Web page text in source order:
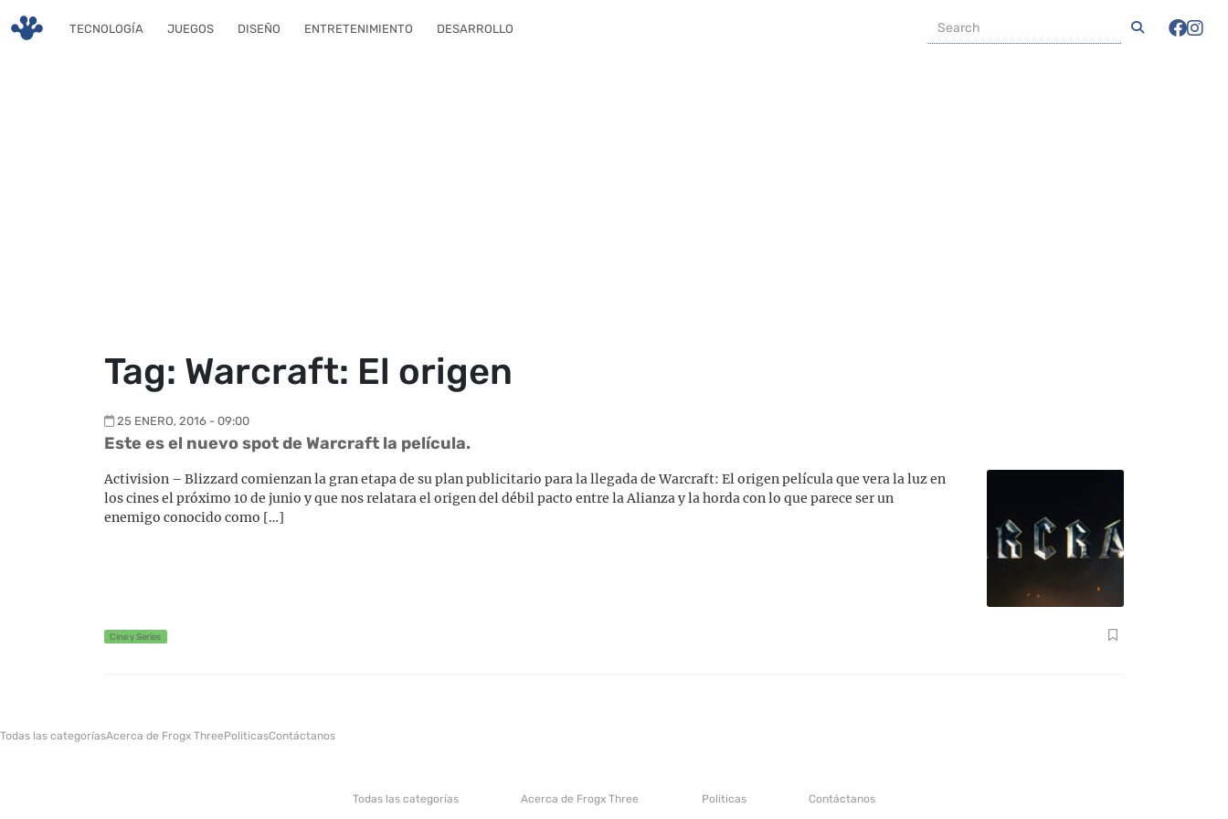
TECNOLOGÍA JUEGOS DISEÑO ENTRETENIMIENTO DESARROLLO
Tag: Warcraft: El origen
25 ENERO, 2016 - 09:00
Este es el nuevo spot de Warcraft la película.
Activision – Blizzard comienzan la gran etapa de su plan publicitario para la llegada de Warcraft: El origen película que vera la luz en
los cines el próximo 10 de junio y que nos relatara el origen del débil pacto entre la Alianza y la horda con lo que parece ser un
enemigo conocido como […]
Cine y Series
Todas las categoríasAcerca de Frogx ThreePoliticasContáctanos
Todas las categorías Acerca de Frogx Three Politicas Contáctanos